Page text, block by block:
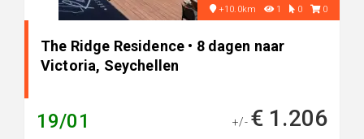
+10.0km 1 0 0
The Ridge Residence • 8 dagen naar
Victoria, Seychellen
19/01 +/- € 1.206